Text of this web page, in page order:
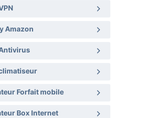
Amazon
Forfait mobile
Box Internet